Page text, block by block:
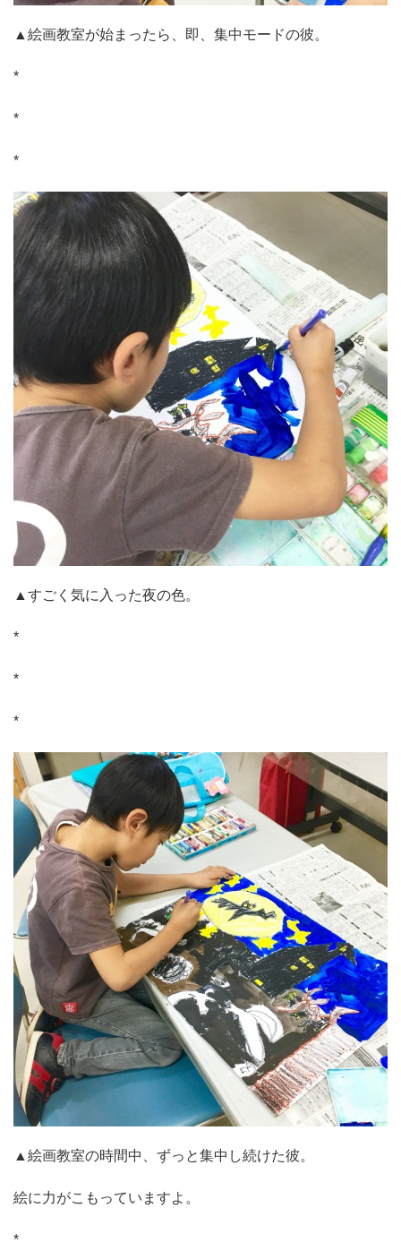
▲絵画教室が始まったら、即、集中モードの彼。
*
*
*
▲すごく気に入った夜の色。
*
*
*
▲絵画教室の時間中、ずっと集中し続けた彼。
絵に力がこもっていますよ。
*